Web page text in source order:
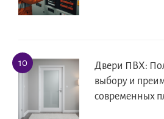
Двери ПВХ:
выбору и
современных